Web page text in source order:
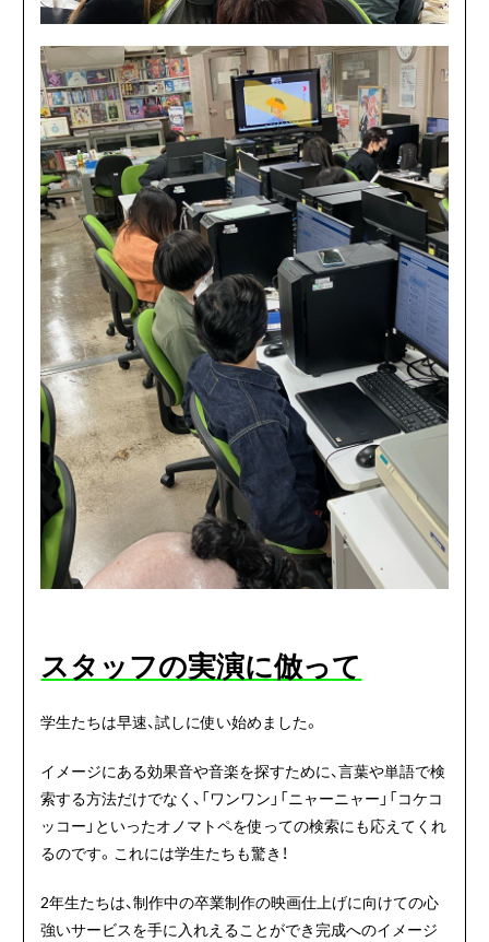
スタッフの実演に倣って
学生たちは早速、試しに使い始めました。
イメージにある効果音や音楽を探すために、言葉や単語で検
索する方法だけでなく、「ワンワン」「ニャーニャー」「コケコ
ッコー」といったオノマトペを使っての検索にも応えてくれ
るのです。これには学生たちも驚き！
2年生たちは、制作中の卒業制作の映画仕上げに向けての心
強いサービスを手に入れえることができ完成へのイメージ